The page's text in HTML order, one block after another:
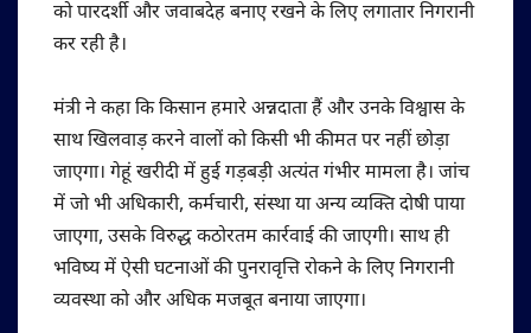
को पारदर्शी और जवाबदेह बनाए रखने के लिए लगातार निगरानी
कर रही है।
मंत्री ने कहा कि किसान हमारे अन्नदाता हैं और उनके विश्वास के
साथ खिलवाड़ करने वालों को किसी भी कीमत पर नहीं छोड़ा
जाएगा। गेहूं खरीदी में हुई गड़बड़ी अत्यंत गंभीर मामला है। जांच
में जो भी अधिकारी, कर्मचारी, संस्था या अन्य व्यक्ति दोषी पाया
जाएगा, उसके विरुद्ध कठोरतम कार्रवाई की जाएगी। साथ ही
भविष्य में ऐसी घटनाओं की पुनरावृत्ति रोकने के लिए निगरानी
व्यवस्था को और अधिक मजबूत बनाया जाएगा।